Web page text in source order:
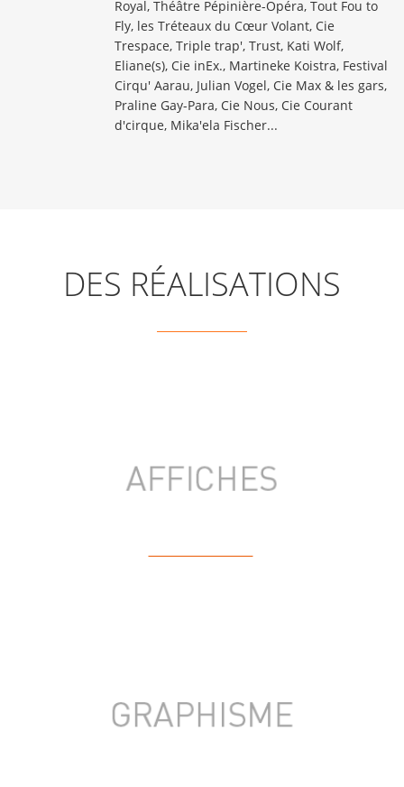
Royal, Théâtre Pépinière-Opéra, Tout Fou to
Fly, les Tréteaux du Cœur Volant, Cie
Trespace, Triple trap', Trust, Kati Wolf,
Eliane(s), Cie inEx., Martineke Koistra, Festival
Cirqu' Aarau, Julian Vogel, Cie Max & les gars,
Praline Gay-Para, Cie Nous, Cie Courant
d'cirque, Mika'ela Fischer...
DES RÉALISATIONS